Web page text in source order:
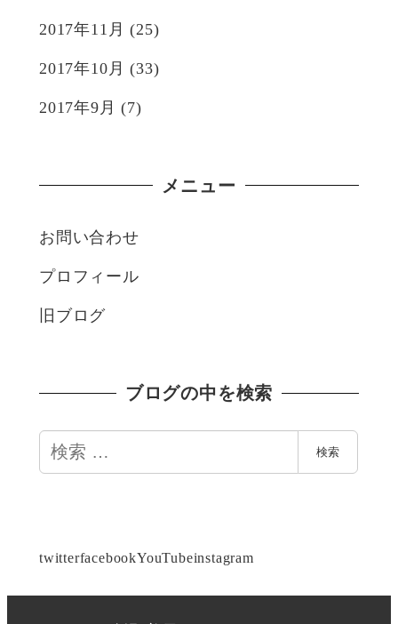
2017年11月 (25)
2017年10月 (33)
2017年9月 (7)
メニュー
お問い合わせ
プロフィール
旧ブログ
ブログの中を検索
検
索
検索
twitterfacebookYouTubeinstagram